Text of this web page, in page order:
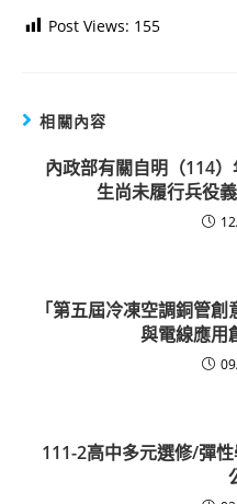
Post Views: 155
相關內容
內政部有關自明（114
生尚未履行兵役
「第五屆冷凍空調銅管
與電線應用
111-2高中多元選修/彈